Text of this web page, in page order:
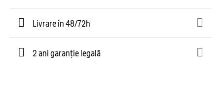
Livrare în 48/72h
2 ani garanție legală